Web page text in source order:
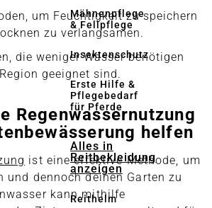
Mähnenpflege
& Fellpflege
Insektenschutz
Erste Hilfe &
Pflegebedarf
für Pferde
Alles in
Reitbekleidung
anzeigen
Reithelm
um Feuchtigkeit zu speichern
zu verlangsamen.
die weniger Wasser benötigen
geeignet sind.
Regenwassernutzung
helfen
ist eine effektive Methode, um
und dennoch deinen Garten zu
kann mithilfe